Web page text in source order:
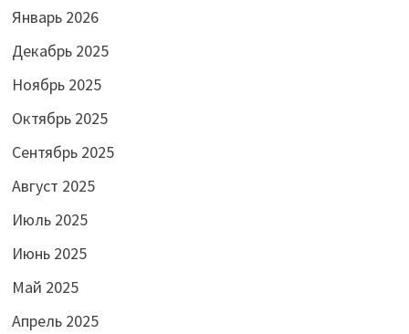
Январь 2026
Декабрь 2025
Ноябрь 2025
Октябрь 2025
Сентябрь 2025
Август 2025
Июль 2025
Июнь 2025
Май 2025
Апрель 2025